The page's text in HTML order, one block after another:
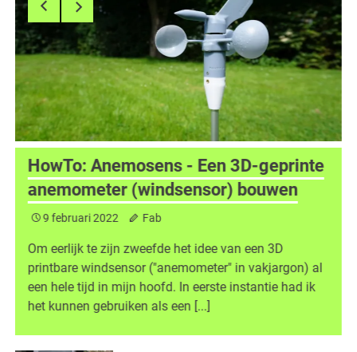
HowTo: Anemosens - Een 3D-geprinte
anemometer (windsensor) bouwen
9 februari 2022 Fab
Om eerlijk te zijn zweefde het idee van een 3D
printbare windsensor ("anemometer" in vakjargon) al
een hele tijd in mijn hoofd. In eerste instantie had ik
het kunnen gebruiken als een [...]